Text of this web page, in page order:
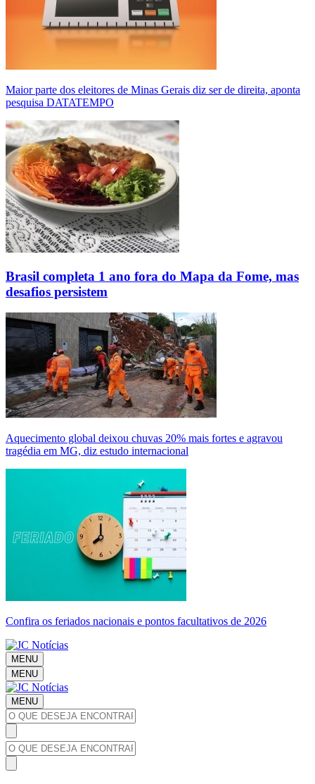
Maior parte dos eleitores de Minas Gerais diz ser de direita, aponta
pesquisa DATATEMPO
Brasil completa 1 ano fora do Mapa da Fome, mas
desafios persistem
Aquecimento global deixou chuvas 20% mais fortes e agravou
tragédia em MG, diz estudo internacional
Confira os feriados nacionais e pontos facultativos de 2026
MENU
MENU
MENU